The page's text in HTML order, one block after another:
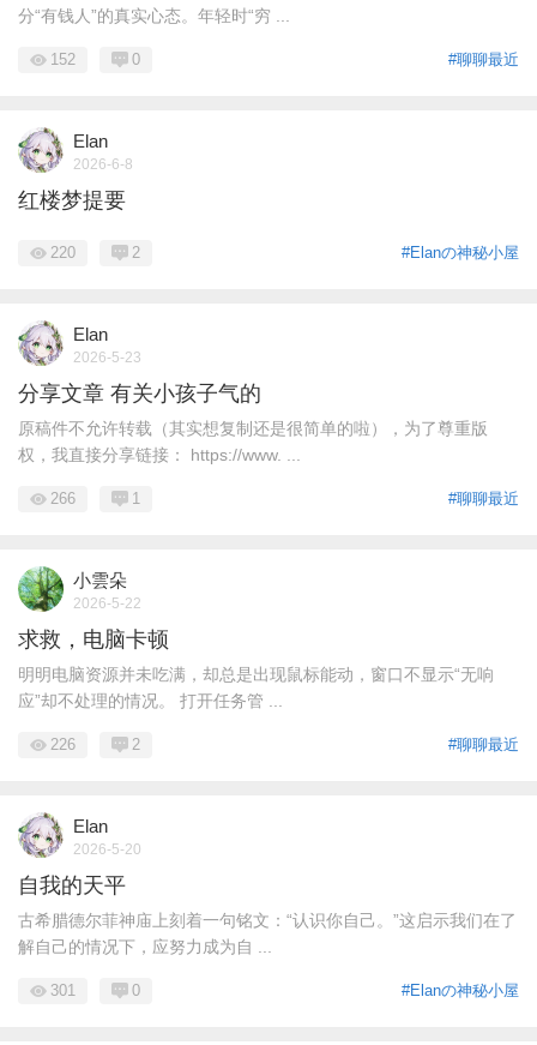
分“有钱人”的真实心态。年轻时“穷 ...
#聊聊最近
152 0
Elan
2026-6-8
红楼梦提要
#Elanの神秘小屋
220 2
Elan
2026-5-23
分享文章 有关小孩子气的
原稿件不允许转载（其实想复制还是很简单的啦），为了尊重版
权，我直接分享链接： https://www. ...
#聊聊最近
266 1
小雲朵
2026-5-22
求救，电脑卡顿
明明电脑资源并未吃满，却总是出现鼠标能动，窗口不显示“无响
应”却不处理的情况。 打开任务管 ...
#聊聊最近
226 2
Elan
2026-5-20
自我的天平
古希腊德尔菲神庙上刻着一句铭文：“认识你自己。”这启示我们在了
解自己的情况下，应努力成为自 ...
#Elanの神秘小屋
301 0